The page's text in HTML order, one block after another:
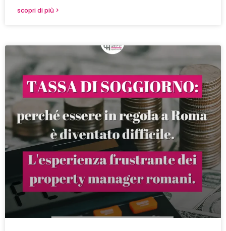
scopri di più >